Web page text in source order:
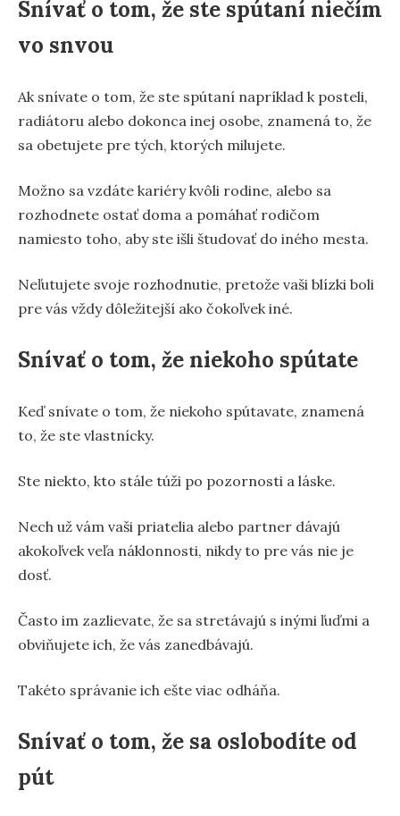
Snívať o tom, že ste spútaní niečím
vo snvou
Ak snívate o tom, že ste spútaní napríklad k posteli,
radiátoru alebo dokonca inej osobe, znamená to, že
sa obetujete pre tých, ktorých milujete.
Možno sa vzdáte kariéry kvôli rodine, alebo sa
rozhodnete ostať doma a pomáhať rodičom
namiesto toho, aby ste išli študovať do iného mesta.
Neľutujete svoje rozhodnutie, pretože vaši blízki boli
pre vás vždy dôležitejší ako čokoľvek iné.
Snívať o tom, že niekoho spútate
Keď snívate o tom, že niekoho spútavate, znamená
to, že ste vlastnícky.
Ste niekto, kto stále túži po pozornosti a láske.
Nech už vám vaši priatelia alebo partner dávajú
akokoľvek veľa náklonnosti, nikdy to pre vás nie je
dosť.
Často im zazlievate, že sa stretávajú s inými ľuďmi a
obviňujete ich, že vás zanedbávajú.
Takéto správanie ich ešte viac odháňa.
Snívať o tom, že sa oslobodíte od
pút